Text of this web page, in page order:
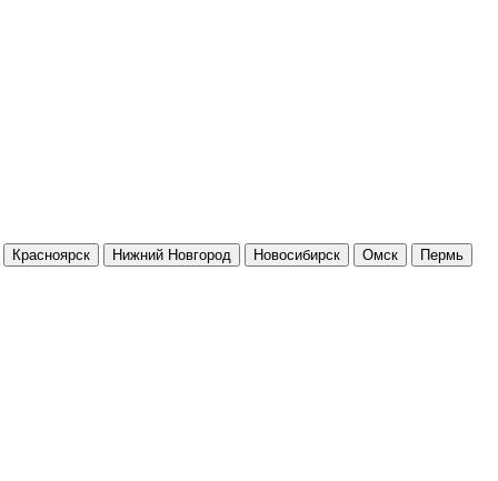
Красноярск Нижний Новгород Новосибирск Омск
Пермь